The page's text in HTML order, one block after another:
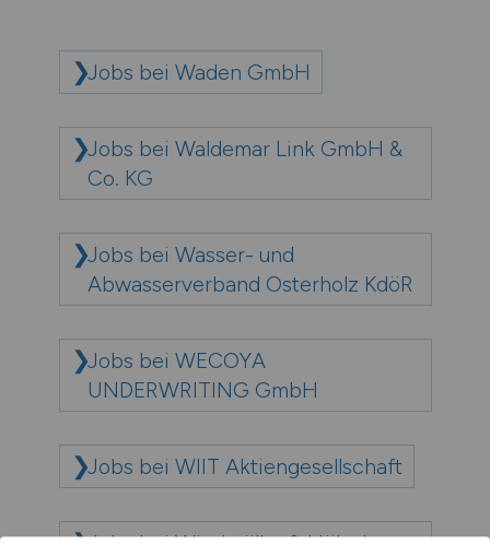
Jobs bei Waden GmbH
Jobs bei Waldemar Link GmbH &
Co. KG
Jobs bei Wasser- und
Abwasserverband Osterholz KdöR
Jobs bei WECOYA
UNDERWRITING GmbH
Jobs bei WIIT Aktiengesellschaft